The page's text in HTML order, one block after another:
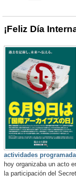
¡Feliz Día
actividades
hoy organizaba un acto
la participación del